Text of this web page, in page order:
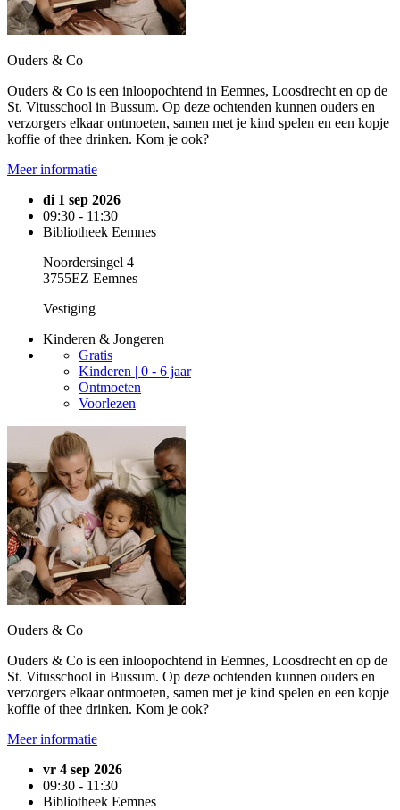
Ouders & Co
Ouders & Co is een inloopochtend in Eemnes, Loosdrecht en op de
St. Vitusschool in Bussum. Op deze ochtenden kunnen ouders en
verzorgers elkaar ontmoeten, samen met je kind spelen en een kopje
koffie of thee drinken. Kom je ook?
Meer informatie
di 1 sep 2026
09:30 - 11:30
Bibliotheek Eemnes
Noordersingel 4
3755EZ Eemnes
Vestiging
Kinderen & Jongeren
Gratis
Kinderen | 0 - 6 jaar
Ontmoeten
Voorlezen
Ouders & Co
Ouders & Co is een inloopochtend in Eemnes, Loosdrecht en op de
St. Vitusschool in Bussum. Op deze ochtenden kunnen ouders en
verzorgers elkaar ontmoeten, samen met je kind spelen en een kopje
koffie of thee drinken. Kom je ook?
Meer informatie
vr 4 sep 2026
09:30 - 11:30
Bibliotheek Eemnes